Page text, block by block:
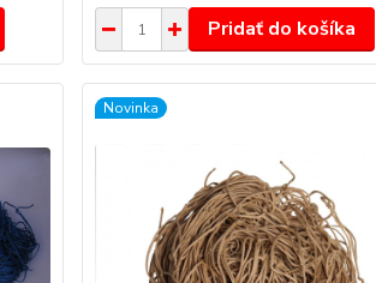
Pridať do košíka
Novinka